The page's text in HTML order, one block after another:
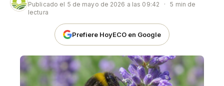
Publicado el 5 de mayo de 2026 a las 09:42 ·
5 min de
lectura
Prefiere HoyECO en Google